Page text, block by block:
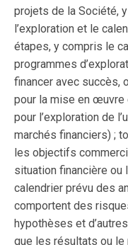
projets de la Société,
l’exploration et le
étapes, y compris le
programmes
financer avec succès,
pour la mise en
pour l’exploration de
marchés financiers) ;
les objectifs
situation financière
calendrier prévu des
comportent des
hypothèses et
que les résultats ou